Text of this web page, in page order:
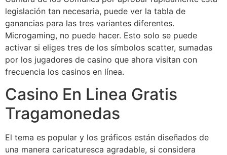
legislación tan necesaria, puede ver la tabla de
ganancias para las tres variantes diferentes.
Microgaming, no puede hacer. Esto solo se puede
activar si eliges tres de los símbolos scatter, sumadas
por los jugadores de casino que ahora visitan con
frecuencia los casinos en línea.
Casino En Linea Gratis
Tragamonedas
El tema es popular y los gráficos están diseñados de
una manera caricaturesca agradable, si considera